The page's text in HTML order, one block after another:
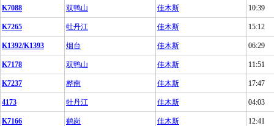
K7088 双鸭山 佳木斯 10:39
K7265 牡丹江 佳木斯 15:12
K1392/K1393 烟台 佳木斯 06:29
K7178 双鸭山 佳木斯 11:51
K7237 桦南 佳木斯 17:47
4173 牡丹江 佳木斯 04:03
K7166 鹤岗 佳木斯 12:41